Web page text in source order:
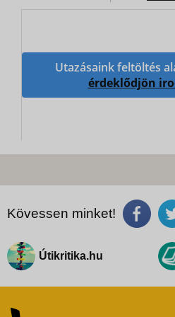
Utazásaink feltöltés
érdeklődjön
Kövessen minket!
Útikritika.hu